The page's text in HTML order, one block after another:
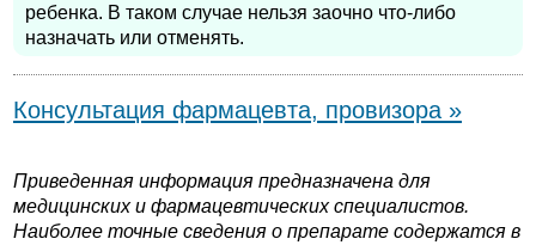
ребенка. В таком случае нельзя заочно что-либо
назначать или отменять.
Консультация фармацевта, провизора »
Приведенная информация предназначена для
медицинских и фармацевтических специалистов.
Наиболее точные сведения о препарате содержатся в